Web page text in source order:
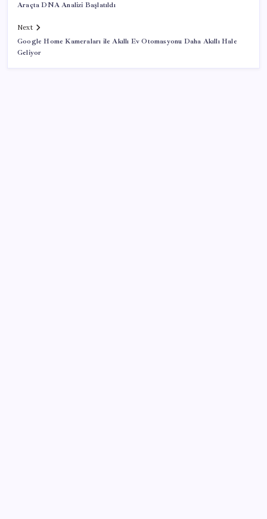
Araçta DNA Analizi Başlatıldı
Next
Google Home Kameraları ile Akıllı Ev Otomasyonu Daha Akıllı Hale
Geliyor